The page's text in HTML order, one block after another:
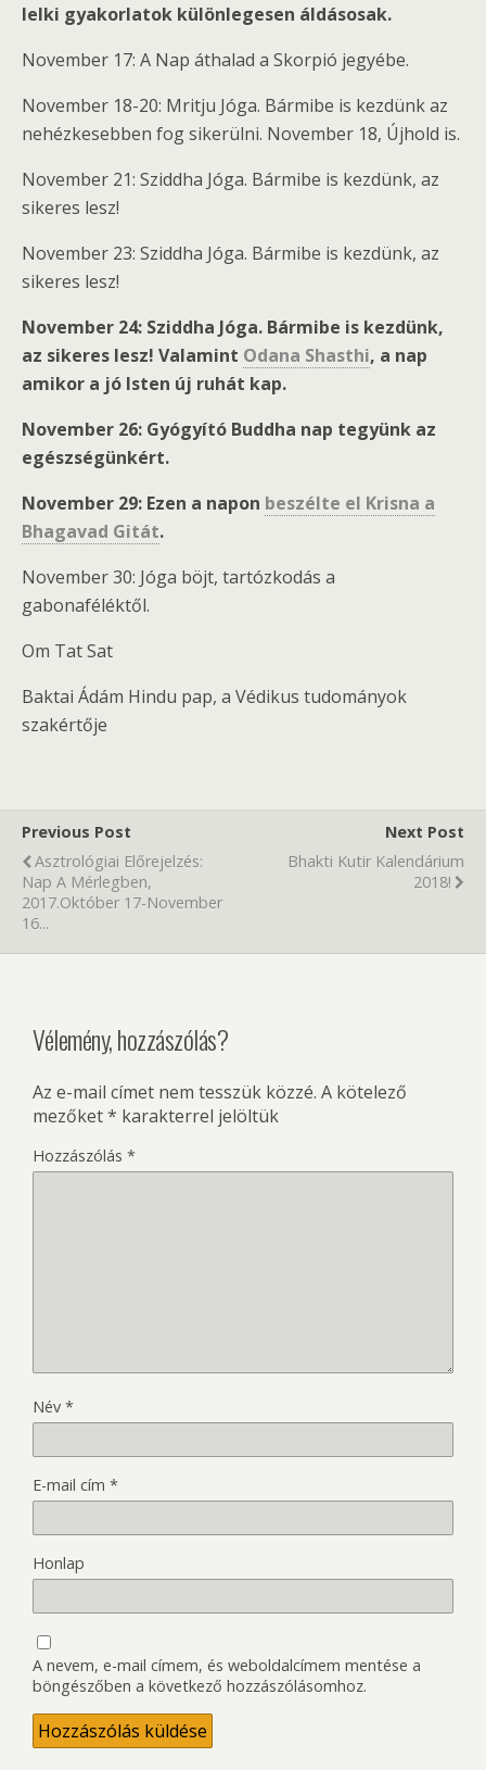
lelki gyakorlatok különlegesen áldásosak.
November 17: A Nap áthalad a Skorpió jegyébe.
November 18-20: Mritju Jóga. Bármibe is kezdünk az
nehézkesebben fog sikerülni. November 18, Újhold is.
November 21: Sziddha Jóga. Bármibe is kezdünk, az
sikeres lesz!
November 23: Sziddha Jóga. Bármibe is kezdünk, az
sikeres lesz!
November 24: Sziddha Jóga. Bármibe is kezdünk,
az sikeres lesz! Valamint Odana Shasthi, a nap
amikor a jó Isten új ruhát kap.
November 26: Gyógyító Buddha nap tegyünk az
egészségünkért.
November 29: Ezen a napon beszélte el Krisna a
Bhagavad Gitát.
November 30: Jóga böjt, tartózkodás a
gabonaféléktől.
Om Tat Sat
Baktai Ádám Hindu pap, a Védikus tudományok
szakértője
Previous Post
Asztrológiai Előrejelzés:
Nap A Mérlegben,
2017.Október 17-November
16...
Next Post
Bhakti Kutir Kalendárium
2018!
Vélemény, hozzászólás?
Az e-mail címet nem tesszük közzé. A kötelező
mezőket* karakterrel jelöltük
Hozzászólás *
Név *
E-mail cím *
Honlap
A nevem, e-mail címem, és weboldalcímem mentése a
böngészőben a következő hozzászólásomhoz.